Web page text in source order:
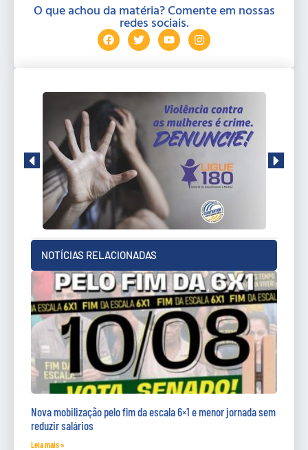
O que achou da matéria? Comente em nossas
redes sociais.
NOTÍCIAS RELACIONADAS
Nova mobilização pelo fim da escala 6×1 e menor jornada sem
reduzir salários
Leia mais »